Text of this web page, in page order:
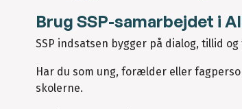
Brug SSP-samarbejdet i
SSP indsatsen bygger på dialog, tillid
Har du som ung, forælder eller
skolerne.